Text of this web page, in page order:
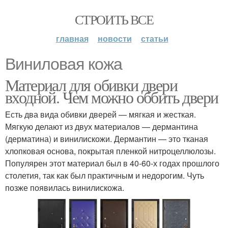
СТРОИТЬ ВСЕ
главная новости статьи
Виниловая кожа
Материал для обивки двери
входной. Чем можно оббить двери
Есть два вида обивки дверей — мягкая и жесткая.
Мягкую делают из двух материалов — дермантина
(дерматина) и винилискожи. Дермантин — это тканая
хлопковая основа, покрытая пленкой нитроцеллюлозы.
Популярен этот материал был в 40-60-х годах прошлого
столетия, так как был практичным и недорогим. Чуть
позже появилась винилискожа.